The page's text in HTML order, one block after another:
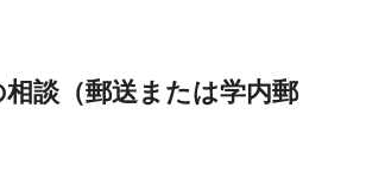
談（郵送または学内郵